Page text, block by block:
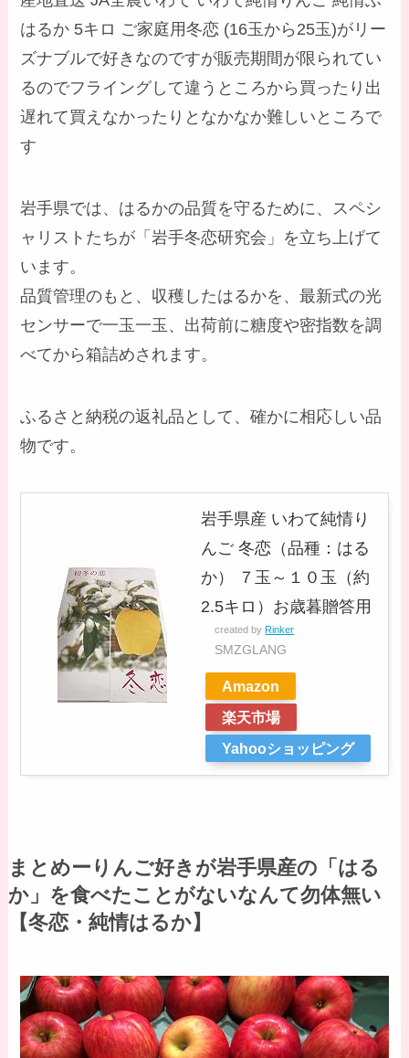
はるか 5キロ ご家庭用冬恋 (16玉から25玉)がリー
ズナブルで好きなのですが販売期間が限られてい
るのでフライングして違うところから買ったり出
遅れて買えなかったりとなかなか難しいところで
す
岩手県では、はるかの品質を守るために、スペシ
ャリストたちが「岩手冬恋研究会」を立ち上げて
います。
品質管理のもと、収穫したはるかを、最新式の光
センサーで一玉一玉、出荷前に糖度や密指数を調
べてから箱詰めされます。
ふるさと納税の返礼品として、確かに相応しい品
物です。
岩手県産 いわて純情り
んご 冬恋（品種：はる
か） ７玉～１０玉（約
2.5キロ）お歳暮贈答用
created by Rinker
SMZGLANG
Amazon
楽天市場
Yahooショッピング
まとめーりんご好きが岩手県産の「はる
か」を食べたことがないなんて勿体無い
【冬恋・純情はるか】